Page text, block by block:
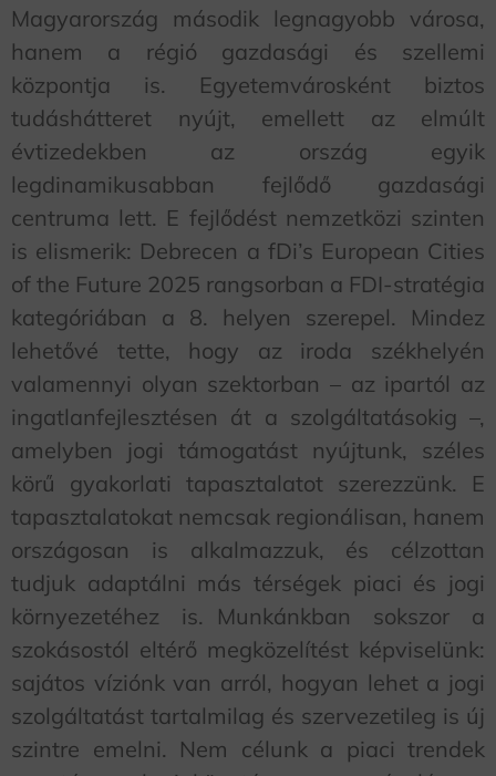
Magyarország második legnagyobb városa,
hanem a régió gazdasági és szellemi
központja is. Egyetemvárosként biztos
tudáshátteret nyújt, emellett az elmúlt
évtizedekben az ország egyik
legdinamikusabban fejlődő gazdasági
centruma lett. E fejlődést nemzetközi szinten
is elismerik: Debrecen a fDi’s European Cities
of the Future 2025 rangsorban a FDI-stratégia
kategóriában a 8. helyen szerepel. Mindez
lehetővé tette, hogy az iroda székhelyén
valamennyi olyan szektorban – az ipartól az
ingatlanfejlesztésen át a szolgáltatásokig –,
amelyben jogi támogatást nyújtunk, széles
körű gyakorlati tapasztalatot szerezzünk. E
tapasztalatokat nemcsak regionálisan, hanem
országosan is alkalmazzuk, és célzottan
tudjuk adaptálni más térségek piaci és jogi
környezetéhez is. Munkánkban sokszor a
szokásostól eltérő megközelítést képviselünk:
sajátos víziónk van arról, hogyan lehet a jogi
szolgáltatást tartalmilag és szervezetileg is új
szintre emelni. Nem célunk a piaci trendek